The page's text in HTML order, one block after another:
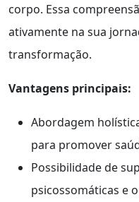
corpo. Essa
ativamente na sua
transformação.
Vantagens principais:
Abordagem
para promover
Possibilidade de
psicossomáticas e